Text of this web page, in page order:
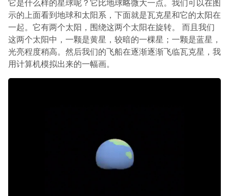
它是什么样的星球呢？它比地球略微大一点。我们可以在图
示的上面看到地球和太阳系，下面就是瓦克星和它的太阳在
一起。它有两个太阳，围绕这两个太阳在旋转。 而且我们
这两个太阳中，一颗是黄星，较暗的一棵星；一颗是蓝星，
光亮程度稍高。然后我们的飞船在逐渐逐渐飞临瓦克星，我
用计算机模拟出来的一幅画。